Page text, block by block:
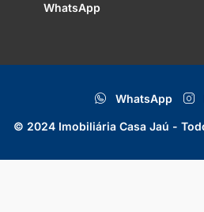
WhatsApp
WhatsApp
© 2024 Imobiliária Casa Jaú -